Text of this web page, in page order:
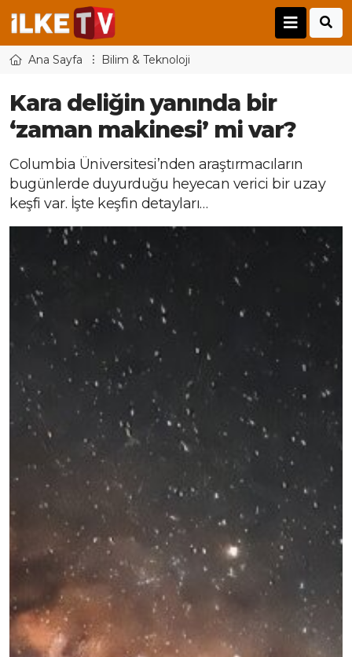
Ana Sayfa Bilim & Teknoloji
Kara deliğin yanında bir
‘zaman makinesi’ mi var?
Columbia Üniversitesi’nden araştırmacıların
bugünlerde duyurduğu heyecan verici bir uzay
keşfi var. İşte keşfin detayları…